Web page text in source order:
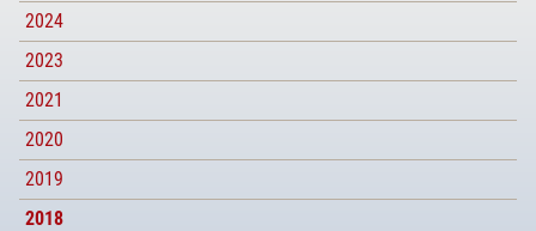
2024
2023
2021
2020
2019
2018